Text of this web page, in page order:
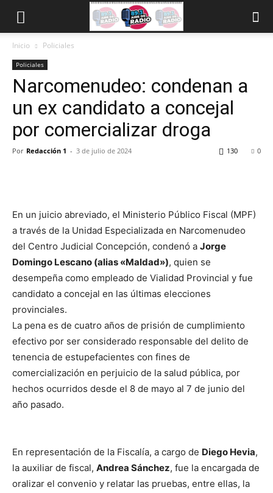
Inicio Policiales
Policiales
Narcomenudeo: condenan a
un ex candidato a concejal
por comercializar droga
Por Redacción 1 - 3 de julio de 2024 0
130
En un juicio abreviado, el Ministerio Público Fiscal (MPF)
a través de la Unidad Especializada en Narcomenudeo
del Centro Judicial Concepción, condenó a Jorge
Domingo Lescano (alias «Maldad»), quien se
desempeña como empleado de Vialidad Provincial y fue
candidato a concejal en las últimas elecciones
provinciales.
La pena es de cuatro años de prisión de cumplimiento
efectivo por ser considerado responsable del delito de
tenencia de estupefacientes con fines de
comercialización en perjuicio de la salud pública, por
hechos ocurridos desde el 8 de mayo al 7 de junio del
año pasado.
En representación de la Fiscalía, a cargo de Diego Hevia,
la auxiliar de fiscal, Andrea Sánchez, fue la encargada de
oralizar el convenio y relatar las pruebas, entre ellas, la